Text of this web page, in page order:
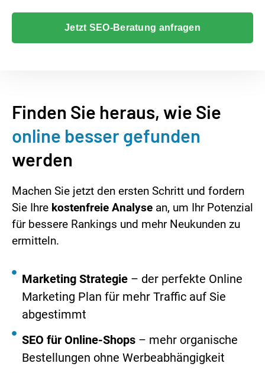
Finden Sie heraus, wie Sie
online besser gefunden
werden
Machen Sie jetzt den ersten Schritt und fordern
Sie Ihre kostenfreie Analyse an, um Ihr Potenzial
für bessere Rankings und mehr Neukunden zu
ermitteln.
Marketing Strategie – der perfekte Online
Marketing Plan für mehr Traffic auf Sie
abgestimmt
SEO für Online-Shops – mehr organische
Bestellungen ohne Werbeabhängigkeit